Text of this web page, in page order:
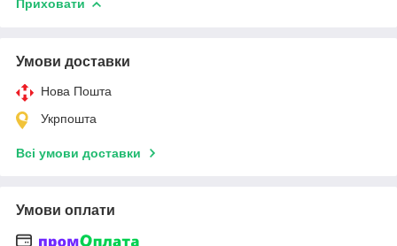
Приховати
Умови доставки
Нова Пошта
Укрпошта
Всі умови доставки
Умови оплати